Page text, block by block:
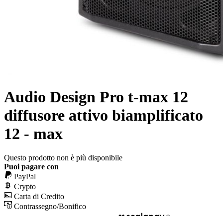
Audio Design Pro t-max 12
diffusore attivo biamplificato
12 - max
Questo prodotto non è più disponibile
Puoi pagare con
PayPal
Crypto
Carta di Credito
Contrassegno/Bonifico